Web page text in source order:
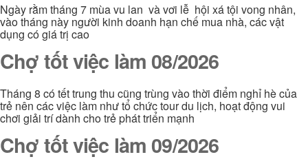
Ngày rằm tháng 7 mùa vu lan và vơi lễ hội xá tội vong nhân,
vào tháng này người kinh doanh hạn chế mua nhà, các vật
dụng có giá trị cao
Chợ tốt việc làm 08/2026
Tháng 8 có tết trung thu cũng trùng vào thời điểm nghỉ hè của
trẻ nên các việc làm như tổ chức tour du lịch, hoạt động vui
chơi giải trí dành cho trẻ phát triển mạnh
Chợ tốt việc làm 09/2026